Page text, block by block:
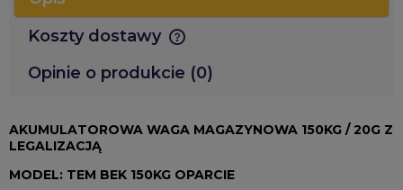
Koszty dostawy
Cena nie zawiera ewentualnych kosztów płatności
Opinie o produkcie (0)
AKUMULATOROWA WAGA MAGAZYNOWA 150KG / 20G Z
LEGALIZACJĄ
MODEL: TEM BEK 150KG OPARCIE